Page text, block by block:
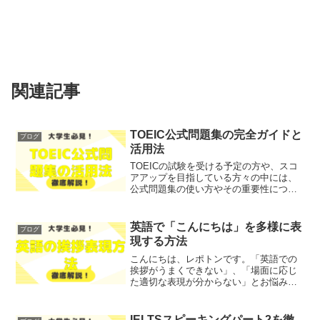
関連記事
ブログ
TOEIC公式問題集の完全ガイドと
活用法
TOEICの試験を受ける予定の方や、スコ
アアップを目指している方々の中には、
公式問題集の使い方やその重要性につい
の概要とその活用法について、わかりや
すく解説します！...
ブログ
英語で「こんにちは」を多様に表
現する方法
こんにちは、レポトンです。「英語での
挨拶がうまくできない」、「場面に応じ
た適切な表現が分からない」とお悩みで
ションを、わかりやすく解説します！レ